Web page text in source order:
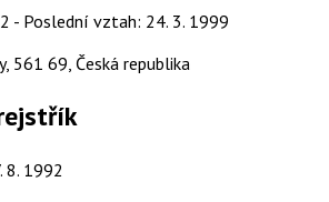
- Poslední vztah: 24. 3. 1999
561 69, Česká republika
8. 1992